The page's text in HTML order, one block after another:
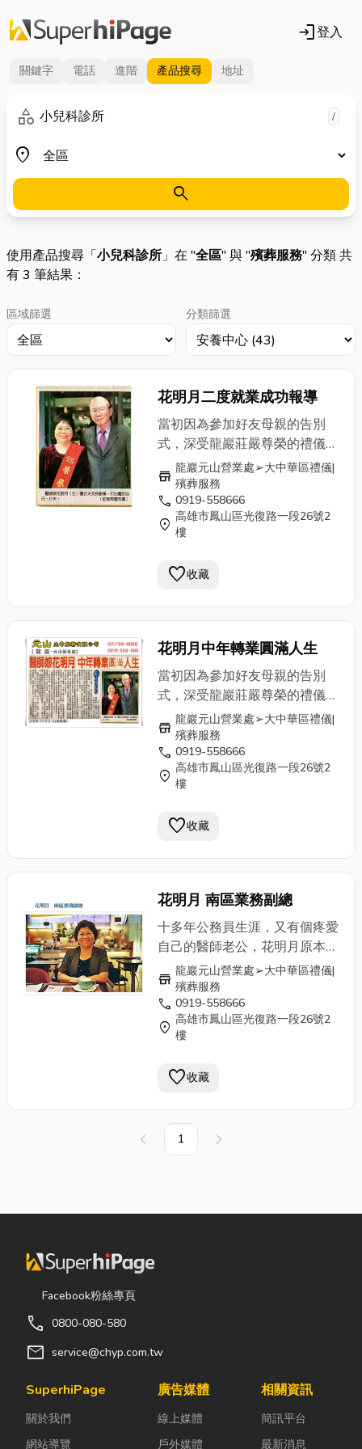
login登入
關鍵字 電話 進階 產品搜尋 地址
category
關鍵字 /
place
地區
search
使用產品搜尋「小兒科診所」在 "全區" 與 "殯葬服務" 分類 共
有 3 筆結果：
區域篩選 分類篩選
花明月二度就業成功報導
當初因為參加好友母親的告別
式，深受龍巖莊嚴尊榮的禮儀服
務所感動，在高雄縣政府建設局
任職十七年退休後的我，毅然決
然選擇加入龍巖，家人也很支持
我的決定，特別是在小兒科診所
執業的先生，不斷在背後給予支
客戶的終身大事得到妥善尊榮的
的善心大業"。 剛入行時，
我也有銷售的心理障礙，畢竟是
新手業務，害怕被客戶拒絕時的
難堪。直到遇見一位遭逢喪妻之
慟的藥劑師，他藉由自我修行再
將福報迴向給深愛的妻子，他向
我說:「妳將愛傳達給有需要的
人，不但快速累積福報，也是高
層次的修行。」這些話奠定了我
的銷售信心，用真誠親切的服務
不少客戶在感受到龍巖的用心服
行”。 就是因為投入這份有
尊嚴的事業，成就了生命的體
驗，我的人生才會如此豐富精
采。我相信：「四十歲前的成功
需要靠貴人相助，四十歲後的人
生，我能成為別人生命中的貴
人，真正幫助到有需要協助的
人，這份成就感~真棒！」
南部的工作並不好找，龍巖提供
一個很好的就業平台，讓更多有
遠景、想要創造未來的人，可以
在這邊開拓一番事業。這份事業
在每一次服務大眾的過程中，也
讓個人職場價值再度體現。在未
store 龍巖元山營業處➢大中華區禮儀|
殯葬服務
call 0919-558666
location_on 高雄市鳳山區光復路一段26號2
樓
favorite收藏
花明月中年轉業圓滿人生
當初因為參加好友母親的告別
式，深受龍巖莊嚴尊榮的禮儀服
務所感動，在高雄縣政府建設局
任職十七年退休後的我，毅然決
然選擇加入龍巖，家人也很支持
我的決定，特別是在小兒科診所
執業的先生，不斷在背後給予支
客戶的終身大事得到妥善尊榮的
的善心大業"。 剛入行時，
我也有銷售的心理障礙，畢竟是
新手業務，害怕被客戶拒絕時的
難堪。直到遇見一位遭逢喪妻之
慟的藥劑師，他藉由自我修行再
將福報迴向給深愛的妻子，他向
我說:「妳將愛傳達給有需要的
人，不但快速累積福報，也是高
層次的修行。」這些話奠定了我
的銷售信心，用真誠親切的服務
不少客戶在感受到龍巖的用心服
行”。 就是因為投入這份有
尊嚴的事業，成就了生命的體
生，我能成為別人生命中的貴
不僅讓客戶有溫暖貼心的感受，
讓個人職場價值再度體現。在未
來，我會繼續深耕高雄地方，積
store 龍巖元山營業處➢大中華區禮儀|
殯葬服務
call 0919-558666
location_on 高雄市鳳山區光復路一段26號2
樓
favorite收藏
花明月 南區業務副總
十多年公務員生涯，又有個疼愛
自己的醫師老公，花明月原本可
以舒舒服服當個醫師娘，但在一
次參加友人母親的告別式中，深
受莊嚴隆重的禮儀服務所感動，
原來殯葬文化也可以這樣透明溫
馨，與傳統有著截然不同的感
告別式，深受龍巖莊嚴尊榮的禮
設局任職十七年退休後的我，毅
然決然選擇加入龍巖，家人也很
支持我的決定，特別是在
信"能讓客戶的終身大事得到妥
自我修行再將福報迴向給深愛的
給有需要的人，不但快速累積福
報，也是高層次的修行。」這些
store 龍巖元山營業處➢大中華區禮儀|
殯葬服務
call 0919-558666
location_on 高雄市鳳山區光復路一段26號2
樓
favorite收藏
上一頁 1 下一頁
Facebook粉絲專頁
call 0800-080-580
mail service@chyp.com.tw
SuperhiPage
關於我們
網站導覽
廣告媒體
線上媒體
戶外媒體
相關資訊
簡訊平台
最新消息